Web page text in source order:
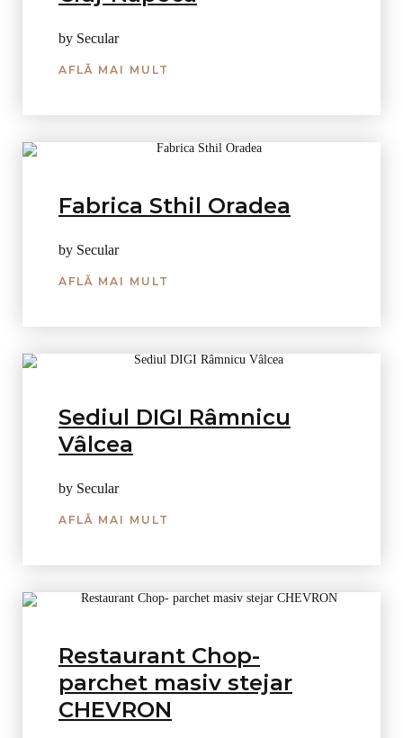
by Secular
AFLĂ MAI MULT
Fabrica Sthil Oradea
by Secular
AFLĂ MAI MULT
Sediul DIGI Râmnicu
Vâlcea
by Secular
AFLĂ MAI MULT
Restaurant Chop-
parchet masiv stejar
CHEVRON